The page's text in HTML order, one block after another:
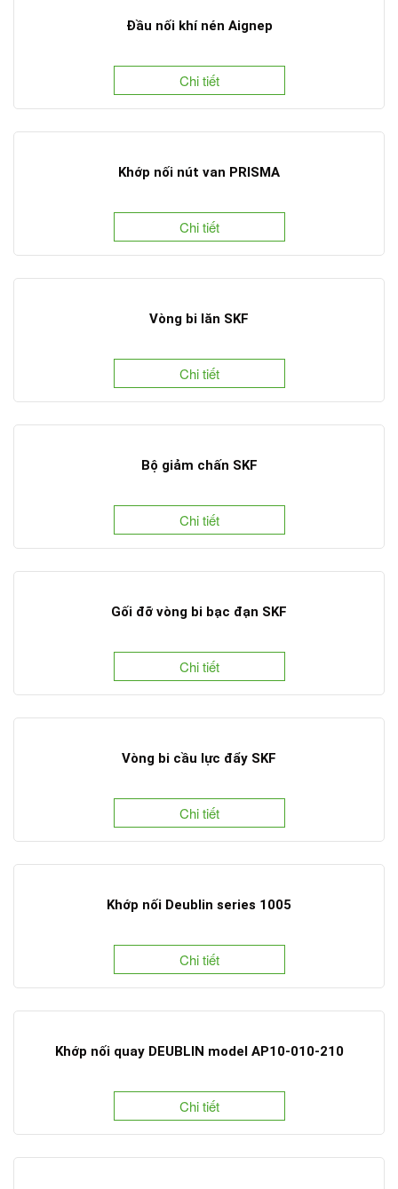
Đầu nối khí nén Aignep
Chi tiết
Khớp nối nút van PRISMA
Chi tiết
Vòng bi lăn SKF
Chi tiết
Bộ giảm chấn SKF
Chi tiết
Gối đỡ vòng bi bạc đạn SKF
Chi tiết
Vòng bi cầu lực đẩy SKF
Chi tiết
Khớp nối Deublin series 1005
Chi tiết
Khớp nối quay DEUBLIN model AP10-010-210
Chi tiết